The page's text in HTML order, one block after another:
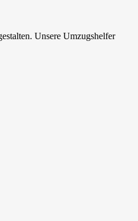
Unsere Umzugshelfer